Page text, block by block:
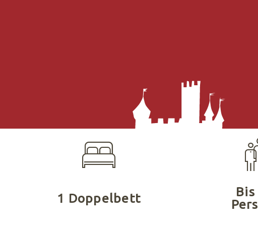
1 Doppelbett
Bis